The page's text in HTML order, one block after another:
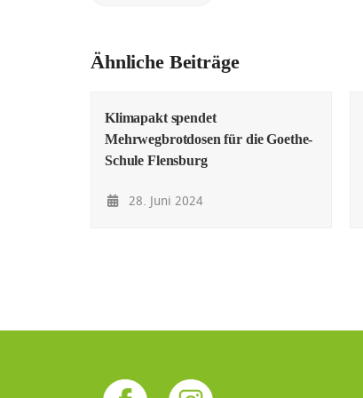
Ähnliche Beiträge
Klimapakt spendet
Mehrwegbrotdosen für die Goethe-
Schule Flensburg
28. Juni 2024